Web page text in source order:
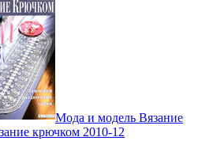
Мода и модель Вязание
крючком 2010-12